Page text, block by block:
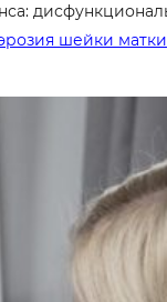
шейки матки